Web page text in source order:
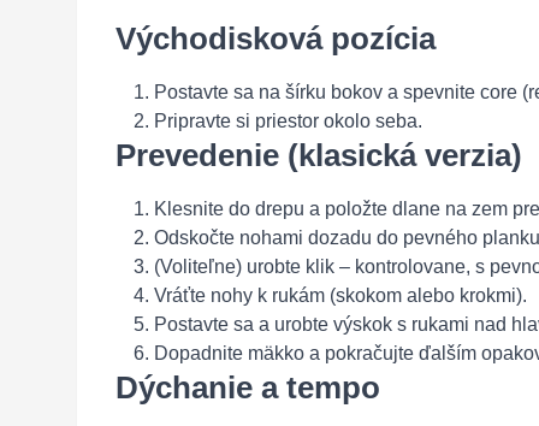
Východisková pozícia
Postavte sa na šírku bokov a spevnite core
Pripravte si priestor okolo seba.
Prevedenie (klasická verzia)
Klesnite do drepu a položte dlane na zem
Odskočte nohami dozadu do pevného
(Voliteľne) urobte klik – kontrolovane, s
Vráťte nohy k rukám (skokom alebo krokmi).
Postavte sa a urobte výskok s rukami nad
Dopadnite mäkko a pokračujte ďalším
Dýchanie a tempo